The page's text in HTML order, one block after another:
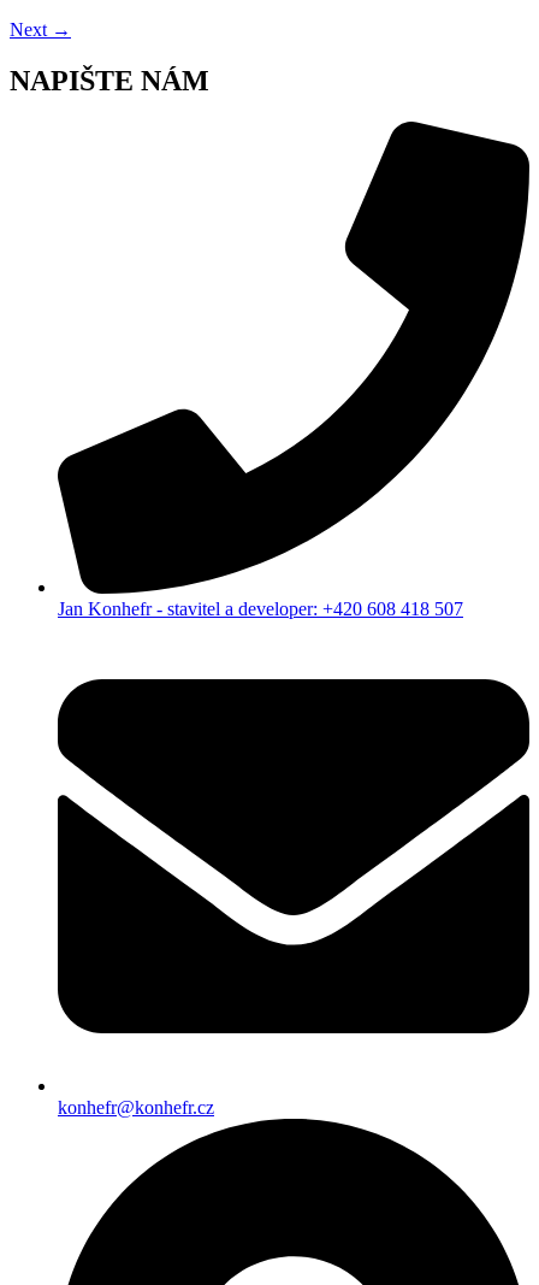
Next →
NAPIŠTE NÁM
Jan Konhefr - stavitel a developer: +420 608 418 507
konhefr@konhefr.cz